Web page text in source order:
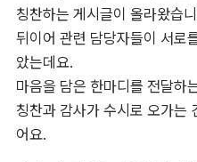
칭찬하는 게시글이 올라왔습
뒤이어 관련 담당자들이 서로
았는데요.
마음을 담은 한마디를 전달하
칭찬과 감사가 수시로 오가는
어요.